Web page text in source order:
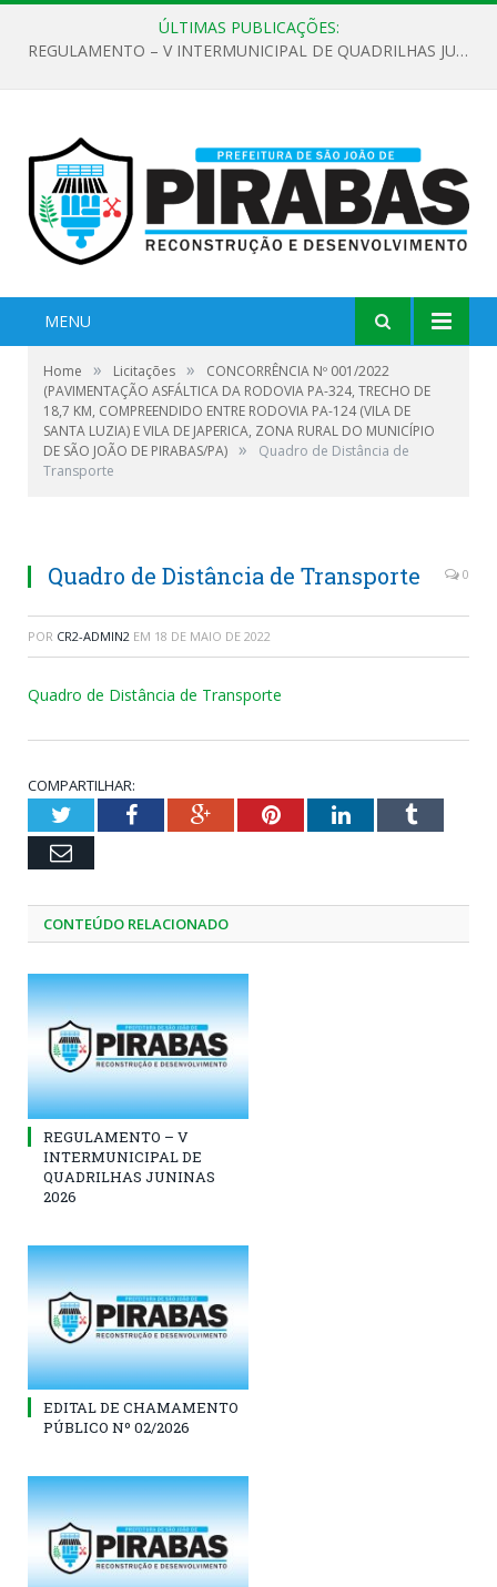
ÚLTIMAS PUBLICAÇÕES:
REGULAMENTO – V INTERMUNICIPAL DE QUADRILHAS JUNINAS 2026
MENU
Home » Licitações »
CONCORRÊNCIA Nº 001/2022
(PAVIMENTAÇÃO ASFÁLTICA DA RODOVIA PA-324, TRECHO DE
18,7 KM, COMPREENDIDO ENTRE RODOVIA PA-124 (VILA DE
SANTA LUZIA) E VILA DE JAPERICA, ZONA RURAL DO MUNICÍPIO
DE SÃO JOÃO DE PIRABAS/PA) »
Quadro de Distância de
Transporte
Quadro de Distância de Transporte 0
POR CR2-ADMIN2 EM 18 DE MAIO DE 2022
Quadro de Distância de Transporte
COMPARTILHAR:
TwitterFacebookGoogle+PinterestLinkedInTumblr
Email
CONTEÚDO RELACIONADO
REGULAMENTO – V
INTERMUNICIPAL DE
QUADRILHAS JUNINAS
2026
EDITAL DE CHAMAMENTO
PÚBLICO Nº 02/2026